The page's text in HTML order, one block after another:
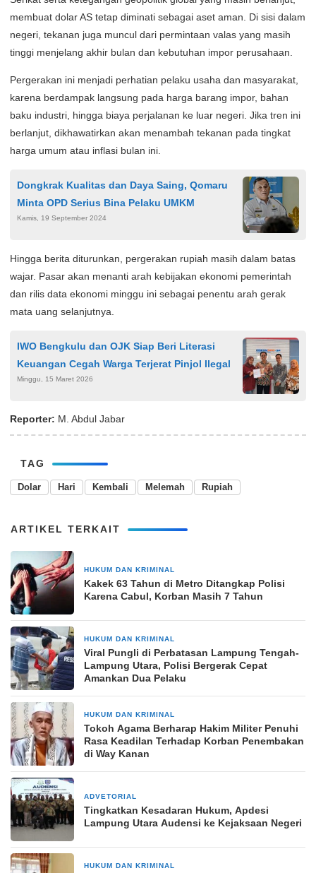
membuat dolar AS tetap diminati sebagai aset aman. Di sisi dalam
negeri, tekanan juga muncul dari permintaan valas yang masih
tinggi menjelang akhir bulan dan kebutuhan impor perusahaan.
Pergerakan ini menjadi perhatian pelaku usaha dan masyarakat,
karena berdampak langsung pada harga barang impor, bahan
baku industri, hingga biaya perjalanan ke luar negeri. Jika tren ini
berlanjut, dikhawatirkan akan menambah tekanan pada tingkat
harga umum atau inflasi bulan ini.
Dongkrak Kualitas dan Daya Saing, Qomaru
Minta OPD Serius Bina Pelaku UMKM
Kamis, 19 September 2024
Hingga berita diturunkan, pergerakan rupiah masih dalam batas
wajar. Pasar akan menanti arah kebijakan ekonomi pemerintah
dan rilis data ekonomi minggu ini sebagai penentu arah gerak
mata uang selanjutnya.
IWO Bengkulu dan OJK Siap Beri Literasi
Keuangan Cegah Warga Terjerat Pinjol Ilegal
Minggu, 15 Maret 2026
Reporter: M. Abdul Jabar
TAG
Dolar Hari Kembali Melemah Rupiah
ARTIKEL TERKAIT
HUKUM DAN KRIMINAL
Kakek 63 Tahun di Metro Ditangkap Polisi
Karena Cabul, Korban Masih 7 Tahun
HUKUM DAN KRIMINAL
Viral Pungli di Perbatasan Lampung Tengah-
Lampung Utara, Polisi Bergerak Cepat
Amankan Dua Pelaku
HUKUM DAN KRIMINAL
Tokoh Agama Berharap Hakim Militer Penuhi
Rasa Keadilan Terhadap Korban Penembakan
di Way Kanan
ADVETORIAL
Tingkatkan Kesadaran Hukum, Apdesi
Lampung Utara Audensi ke Kejaksaan Negeri
HUKUM DAN KRIMINAL